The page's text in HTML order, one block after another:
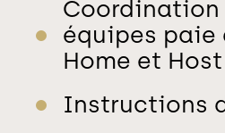
Coordination
équipes paie
Home et Host
Instructions